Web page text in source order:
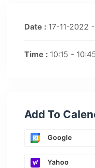
Date : 17-11-2022
Time : 10:15 -
Add To
Google
Yahoo